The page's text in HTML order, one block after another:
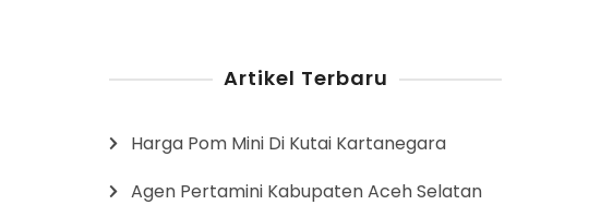
Artikel Terbaru
Harga Pom Mini Di Kutai Kartanegara
Agen Pertamini Kabupaten Aceh Selatan